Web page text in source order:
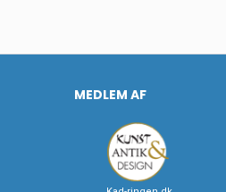
MEDLEM AF